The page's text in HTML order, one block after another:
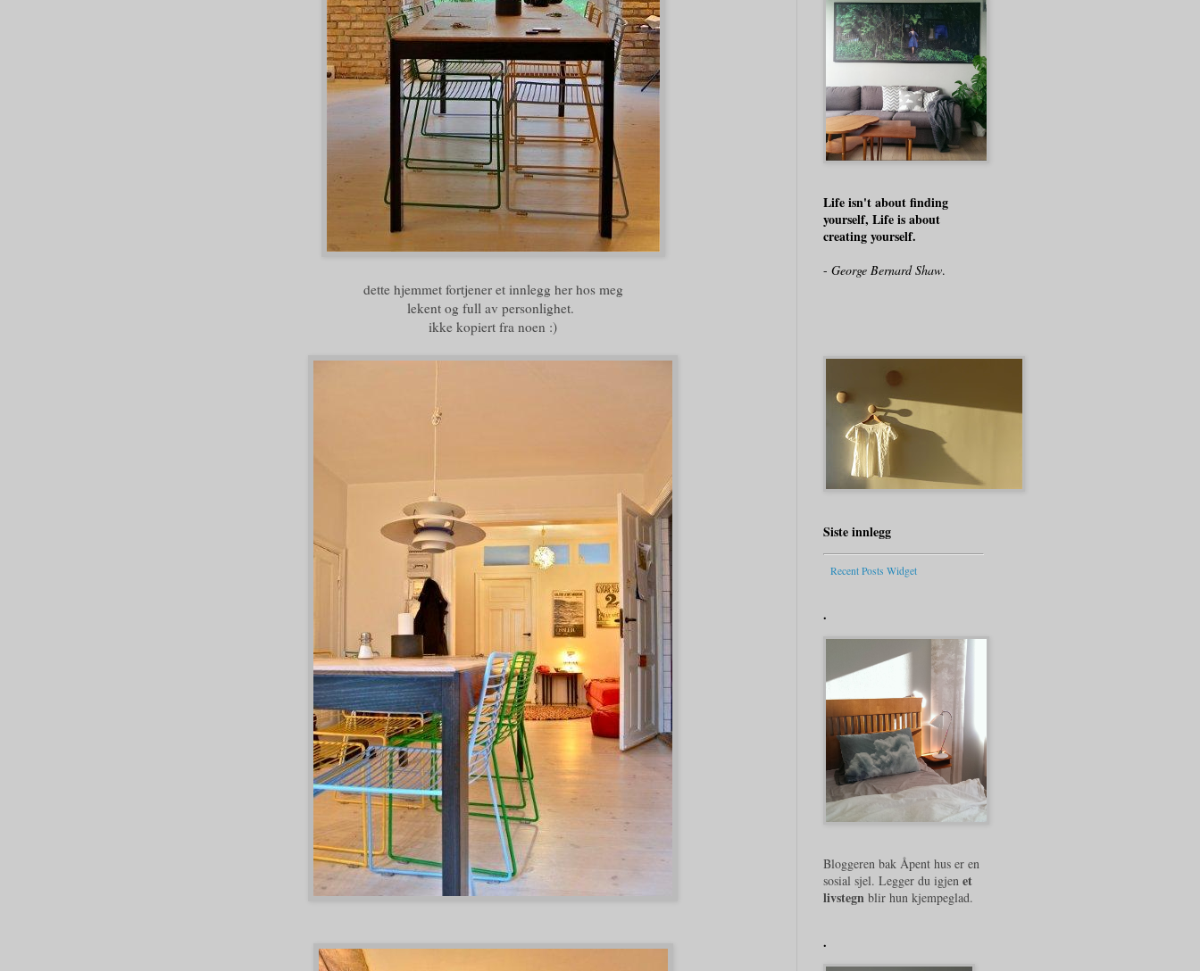
dette hjemmet fortjener et innlegg her hos meg
lekent og full av personlighet.
ikke kopiert fra noen :)
Life isn't about finding
yourself, Life is about
creating yourself.
- George Bernard Shaw.
Siste innlegg
Recent Posts Widget
.
Bloggeren bak Åpent hus er en
sosial sjel. Legger du igjen et
livstegn blir hun kjempeglad.
.